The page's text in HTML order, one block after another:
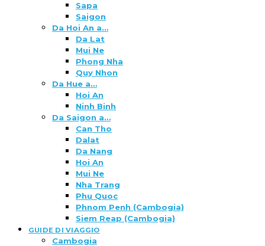
Sapa
Saigon
Da Hoi An a…
Da Lat
Mui Ne
Phong Nha
Quy Nhon
Da Hue a…
Hoi An
Ninh Binh
Da Saigon a…
Can Tho
Dalat
Da Nang
Hoi An
Mui Ne
Nha Trang
Phu Quoc
Phnom Penh (Cambogia)
Siem Reap (Cambogia)
GUIDE DI VIAGGIO
Cambogia